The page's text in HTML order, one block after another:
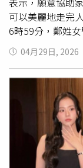
可以美麗地走完
6時59分，鄭姓
突然遭到後方20
車輾過，因傷勢
時工作認真，與
明年結婚，卻突
痛不已。鄭姓女
文痛喊「把我未來
聯繫鄭姓女警男
夢，還特別準備
幾年，遇過幾次
04月29日, 2026